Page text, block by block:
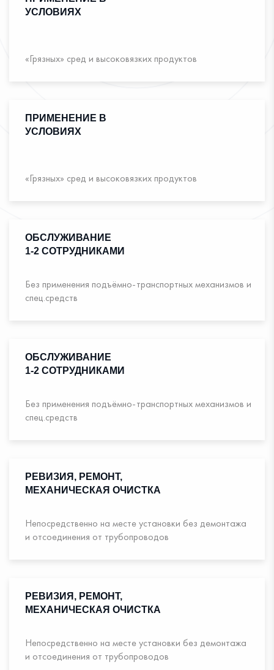
УСЛОВИЯХ
«Грязных» сред и высоковязких продуктов
ПРИМЕНЕНИЕ В
УСЛОВИЯХ
«Грязных» сред и высоковязких продуктов
ОБСЛУЖИВАНИЕ
1-2 СОТРУДНИКАМИ
Без применения подъёмно-транспортных механизмов и
спец.средств
ОБСЛУЖИВАНИЕ
1-2 СОТРУДНИКАМИ
Без применения подъёмно-транспортных механизмов и
спец.средств
РЕВИЗИЯ, РЕМОНТ,
МЕХАНИЧЕСКАЯ ОЧИСТКА
Непосредственно на месте установки без демонтажа
и отсоединения от трубопроводов
РЕВИЗИЯ, РЕМОНТ,
МЕХАНИЧЕСКАЯ ОЧИСТКА
Непосредственно на месте установки без демонтажа
и отсоединения от трубопроводов